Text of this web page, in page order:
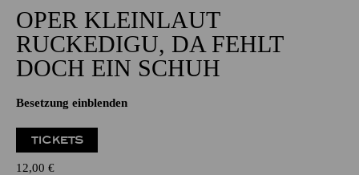
OPER KLEINLAUT
RUCKEDIGU, DA FEHLT
DOCH EIN SCHUH
Besetzung einblenden
TICKETS
12,00 €